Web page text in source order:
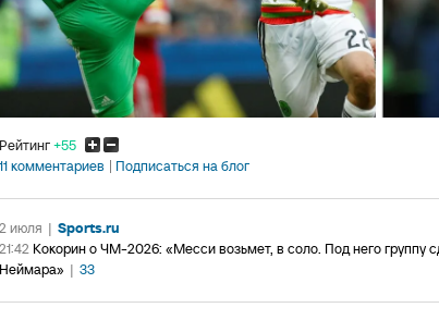
Рейтинг+55
11 комментариев
Подписаться на блог
2 июля | Sports.ru
21:42 Кокорин о ЧМ-2026: «Месси возьмет, в соло. Под него группу
Неймара» | 33